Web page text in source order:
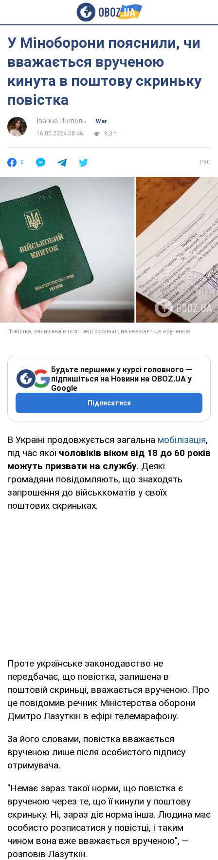
У Міноборони пояснили, чи
вважається врученою
кинута в поштову скриньку
повістка
Іванна Шепель
War
16.05.2024 08:46
9,3 т.
0 РУС
Будьте першими у курсі головного —
підпишіться на Новини на OBOZ.UA у
Google
Підписатися
В Україні продовжується загальна мобілізація,
під час якої чоловіків віком від 18 до 60 років
можуть призвати на службу. Деякі
громадяни повідомляють, що знаходять
запрошення до військкоматів у своїх
поштових скриньках.
Проте українське законодавство не
передбачає, що повістка, залишена в
поштовій скриньці, вважається врученою. Про
це повідомив речник Міністерства оборони
Дмитро Лазуткін в ефірі телемарафону.
За його словами, повістка вважається
врученою лише після особистого підпису
отримувача.
"Немає зараз такої норми, що повістка є
врученою через те, що її кинули у поштову
скриньку. Ні, зараз діє норма інша. Людина має
особисто розписатися у повістці, і таким
чином вона вже вважається врученою", —
розповів Лазуткін.